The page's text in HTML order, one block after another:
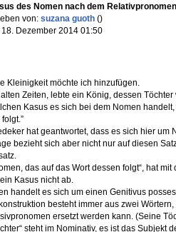
des Nomen nach dem
von: suzana guoth ()
18. Dezember 2014 01:50
Kleinigkeit möchte ich hinzufügen.
alten Zeiten, lebte ein König, dessen
Kasus es sich bei dem Nomen
hat geantwortet, dass es sich hier um
bezieht sich aber nicht nur auf diesen
das auf das Wort dessen folgt“, hat
Kasus nicht ab.
handelt es sich um einen Genitivus
besteht immer aus zwei
ersetzt werden kann. (Seine
steht im Nominativ, es ist das